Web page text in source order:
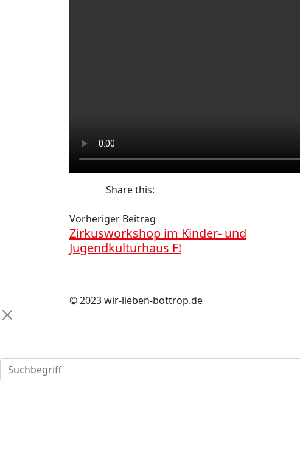
Share this:
Vorheriger Beitrag
Zirkusworkshop im Kinder- und
Jugendkulturhaus F!
© 2023 wir-lieben-bottrop.de